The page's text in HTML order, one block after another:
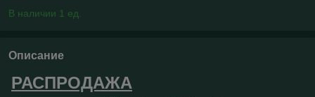
В наличии 1 ед.
Описание
РАСПРОДАЖА